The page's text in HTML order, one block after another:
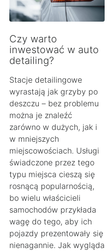
Czy warto
inwestować w auto
detailing?
Stacje detailingowe
wyrastają jak grzyby po
deszczu – bez problemu
można je znaleźć
zarówno w dużych, jak i
w mniejszych
miejscowościach. Usługi
świadczone przez tego
typu miejsca cieszą się
rosnącą popularnością,
bo wielu właścicieli
samochodów przykłada
wagę do tego, aby ich
pojazdy prezentowały się
nienagannie. Jak wygląda